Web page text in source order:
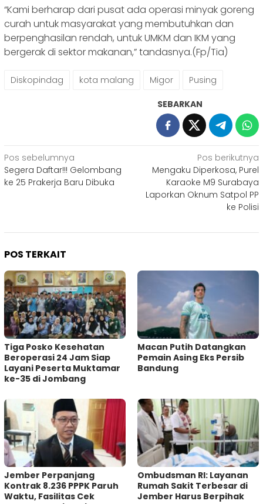
“Kami berharap dari pusat ada operasi minyak goreng
curah untuk masyarakat yang membutuhkan dan
berpenghasilan rendah, untuk UMKM dan IKM yang
bergerak di sektor makanan,” tandasnya.(Fp/Tia)
Diskopindag kota malang Migor Pusing
SEBARKAN
Navigasi
pos
Pos sebelumnya
Segera Daftar!!! Gelombang
ke 25 Prakerja Baru Dibuka
Pos berikutnya
Mengaku Diperkosa, Purel
Karaoke M9 Surabaya
Laporkan Oknum Satpol PP
ke Polisi
POS TERKAIT
Tiga Posko Kesehatan
Beroperasi 24 Jam Siap
Layani Peserta Muktamar
ke-35 di Jombang
Macan Putih Datangkan
Pemain Asing Eks Persib
Bandung
Jember Perpanjang
Kontrak 8.236 PPPK Paruh
Waktu, Fasilitas Cek
Ombudsman RI: Layanan
Rumah Sakit Terbesar di
Jember Harus Berpihak